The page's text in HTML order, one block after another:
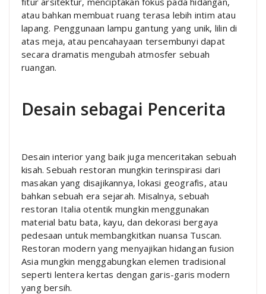
atau bahkan membuat ruang terasa lebih intim atau
lapang. Penggunaan lampu gantung yang unik, lilin di
atas meja, atau pencahayaan tersembunyi dapat
secara dramatis mengubah atmosfer sebuah
ruangan.
Desain sebagai Pencerita
Desain interior yang baik juga menceritakan sebuah
kisah. Sebuah restoran mungkin terinspirasi dari
masakan yang disajikannya, lokasi geografis, atau
bahkan sebuah era sejarah. Misalnya, sebuah
restoran Italia otentik mungkin menggunakan
material batu bata, kayu, dan dekorasi bergaya
pedesaan untuk membangkitkan nuansa Tuscan.
Restoran modern yang menyajikan hidangan fusion
Asia mungkin menggabungkan elemen tradisional
seperti lentera kertas dengan garis-garis modern
yang bersih.